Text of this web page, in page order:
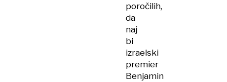
poročilih,
da
naj
bi
izraelski
premier
Benjamin